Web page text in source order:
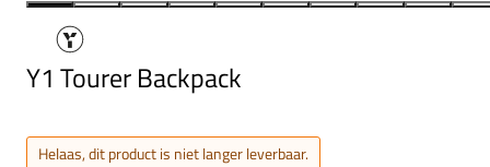
Y1 Tourer Backpack
Helaas, dit product is niet langer leverbaar.